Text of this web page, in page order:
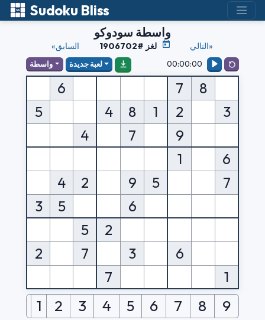
Sudoku Bliss
واسطة سودوكو
«السابق لغز #1906702 التالي»
واسطة لعبة جديدة 00:00:00
6 7
8
5
4 8 1 2
3
4
7
9
1
6
4
2 9 5
7
3
5
6
5
2
2
7 3
6
7
1
1 2 3 4 5 6 7 8 9